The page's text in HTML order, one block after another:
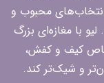
انتخاب‌های محبوب و
با مغازه‌ای بزرگ
خاص کیف و کفش،
و شیک‌تر کند.